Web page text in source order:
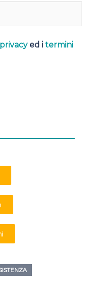
privacyed i termini